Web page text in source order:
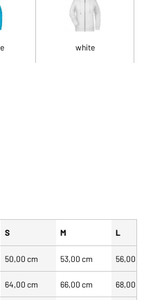
white
S M L
50,00 cm 53,00 cm 56,00
64,00 cm 66,00 cm 68,00